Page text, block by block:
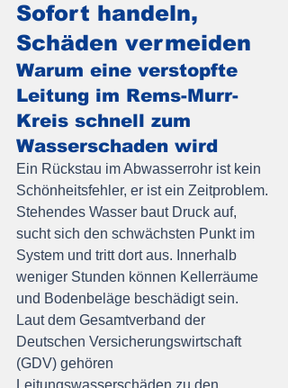
Sofort handeln,
Schäden vermeiden
Warum eine verstopfte
Leitung im Rems-Murr-
Kreis schnell zum
Wasserschaden wird
Ein Rückstau im Abwasserrohr ist kein
Schönheitsfehler, er ist ein Zeitproblem.
Stehendes Wasser baut Druck auf,
sucht sich den schwächsten Punkt im
System und tritt dort aus. Innerhalb
weniger Stunden können Kellerräume
und Bodenbeläge beschädigt sein.
Laut dem Gesamtverband der
Deutschen Versicherungswirtschaft
(GDV) gehören
Leitungswasserschäden zu den